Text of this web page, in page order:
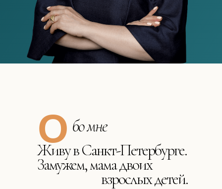
O бо мне
Живу в Санкт-Петербурге.
Замужем, мама двоих
взрослых детей.